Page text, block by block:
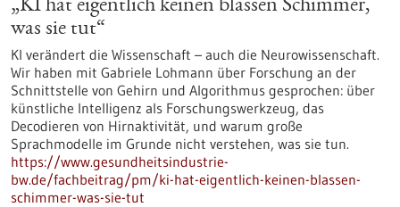
„KI hat eigentlich keinen blassen Schimmer,
was sie tut“
KI verändert die Wissenschaft – auch die Neurowissenschaft.
Wir haben mit Gabriele Lohmann über Forschung an der
Schnittstelle von Gehirn und Algorithmus gesprochen: über
künstliche Intelligenz als Forschungswerkzeug, das
Decodieren von Hirnaktivität, und warum große
Sprachmodelle im Grunde nicht verstehen, was sie tun.
https://www.gesundheitsindustrie-
bw.de/fachbeitrag/pm/ki-hat-eigentlich-keinen-blassen-
schimmer-was-sie-tut